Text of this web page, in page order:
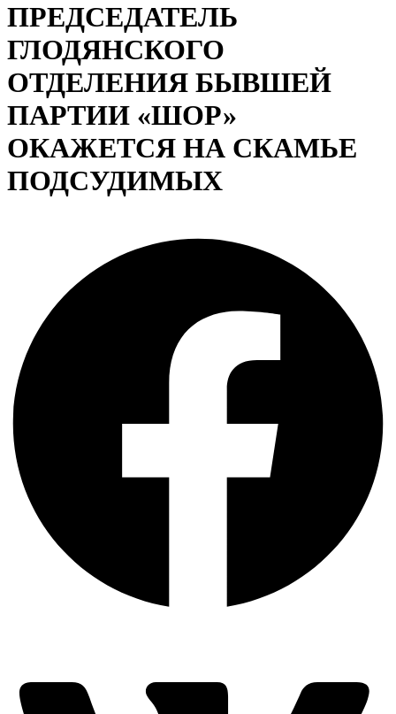
ПРЕДСЕДАТЕЛЬ
ГЛОДЯНСКОГО
ОТДЕЛЕНИЯ БЫВШЕЙ
ПАРТИИ «ШОР»
ОКАЖЕТСЯ НА СКАМЬЕ
ПОДСУДИМЫХ